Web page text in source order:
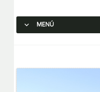
MENÚ